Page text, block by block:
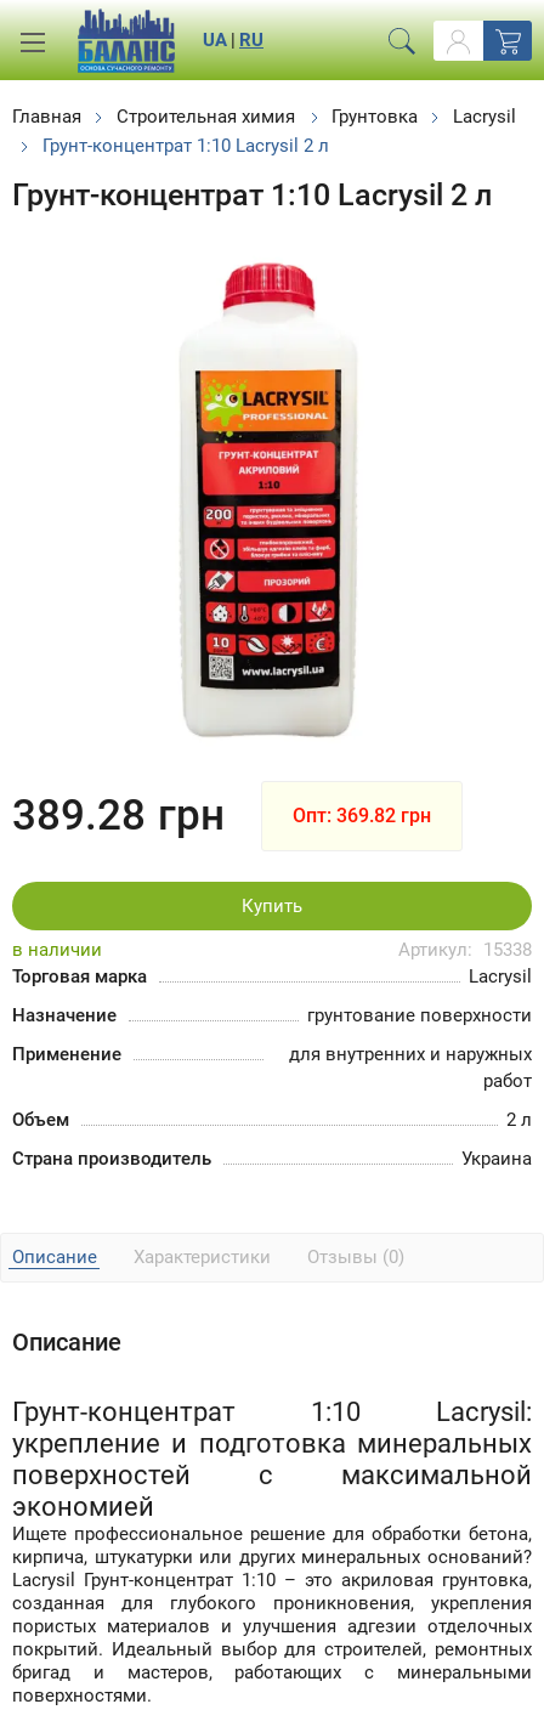
RU
|
UA
Главная Строительная химия Грунтовка
Lacrysil
Грунт-концентрат 1:10 Lacrysil 2 л
Грунт-концентрат 1:10 Lacrysil 2 л
в наличии Артикул:
15338
Торговая марка
Lacrysil
Назначение
грунтование поверхности
Применение
для внутренних и наружных
работ
Объем
2 л
Страна производитель
Украина
389.28 грн Опт: 369.82 грн
Купить
Описание Характеристики Отзывы (0)
Описание
Грунт-концентрат 1:10 Lacrysil:
укрепление и подготовка минеральных
поверхностей с максимальной
экономией
Ищете профессиональное решение для обработки бетона,
кирпича, штукатурки или других минеральных оснований?
Lacrysil Грунт-концентрат 1:10 – это акриловая грунтовка,
созданная для глубокого проникновения, укрепления
пористых материалов и улучшения адгезии отделочных
покрытий. Идеальный выбор для строителей, ремонтных
бригад и мастеров, работающих с минеральными
поверхностями.